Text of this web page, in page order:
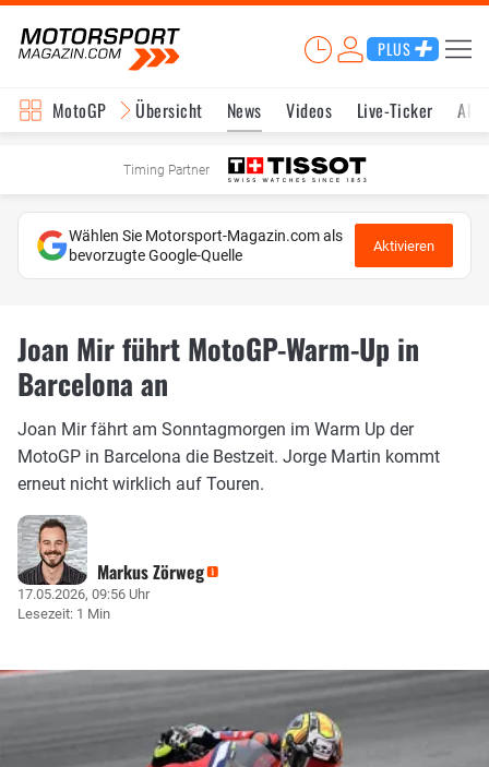
PLUS
MotoGP Übersicht News Videos Live-Ticker
Timing Partner
Wählen Sie Motorsport-Magazin.com als
bevorzugte Google-Quelle
Aktivieren
Joan Mir führt MotoGP-Warm-Up in
Barcelona an
Joan Mir fährt am Sonntagmorgen im Warm Up der
MotoGP in Barcelona die Bestzeit. Jorge Martin kommt
erneut nicht wirklich auf Touren.
Markus Zörweg
17.05.2026, 09:56 Uhr
Lesezeit: 1 Min